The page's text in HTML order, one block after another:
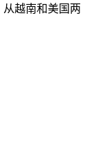
从越南和美国两